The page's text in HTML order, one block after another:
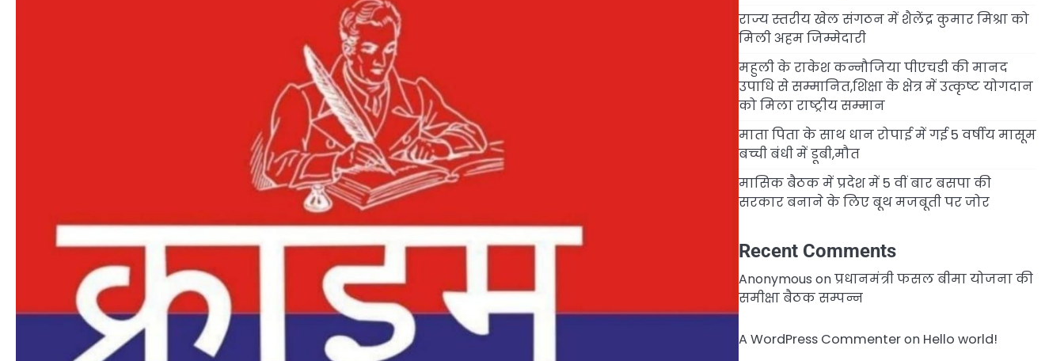
राज्य स्तरीय खेल संगठन में शैलेंद्र कुमार मिश्रा को
मिली अहम जिम्मेदारी
महुली के राकेश कन्नौजिया पीएचडी की मानद
उपाधि से सम्मानित,शिक्षा के क्षेत्र में उत्कृष्ट योगदान
को मिला राष्ट्रीय सम्मान
माता पिता के साथ धान रोपाई में गई 5 वर्षीय मासूम
बच्ची बंधी में डूबी,मौत
मासिक बैठक में प्रदेश में 5 वीं बार बसपा की
सरकार बनाने के लिए बूथ मजबूती पर जोर
Recent Comments
Anonymous onप्रधानमंत्री फसल बीमा योजना की
समीक्षा बैठक सम्पन्न
A WordPress Commenteron Hello world!